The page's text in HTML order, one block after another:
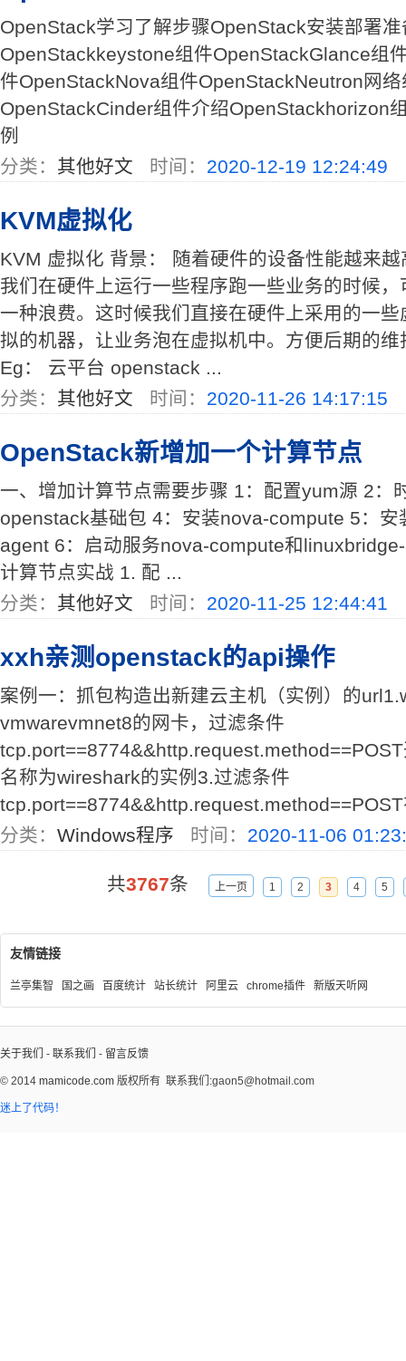
OpenStack学习了解步骤OpenStack安装部署准
OpenStackkeystone组件OpenStackGlance组
件OpenStackNova组件OpenStackNeutron网
OpenStackCinder组件介绍OpenStackhorizon
例
分类： 其他好文 时间： 2020-12-19 12:24:49
KVM虚拟化
KVM 虚拟化 背景： 随着硬件的设备性能越来
我们在硬件上运行一些程序跑一些业务的时候
一种浪费。这时候我们直接在硬件上采用的一
拟的机器，让业务泡在虚拟机中。方便后期的
Eg： 云平台 openstack ...
分类： 其他好文 时间： 2020-11-26 14:17:15
OpenStack新增加一个计算节点
一、增加计算节点需要步骤 1：配置yum源 2：
openstack基础包 4：安装nova-compute 5：
agent 6：启动服务nova-compute和
计算节点实战 1. 配 ...
分类： 其他好文 时间： 2020-11-25 12:44:41
xxh亲测openstack的api操作
案例一：抓包构造出新建云主机（实例）的
vmwarevmnet8的网卡，过滤条件
名称为wireshark的实例3.过滤条件
分类： Windows程序 时间： 2020-11-06
共3767条 上一页 1 2 3 4 5
友情链接
兰亭集智 国之画 百度统计 站长统计 阿里云 chrome插件 新版天听网
关于我们 - 联系我们 - 留言反馈
© 2014 mamicode.com 版权所有 联系我们:gaon5@hotmail.com
迷上了代码！